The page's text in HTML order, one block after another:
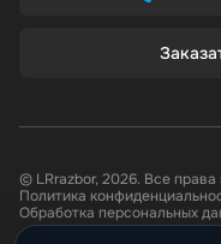
© LRrazbor, 2026. Все
Политика
Обработка персональных